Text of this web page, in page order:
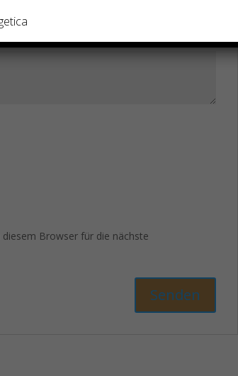
Browser für die nächste